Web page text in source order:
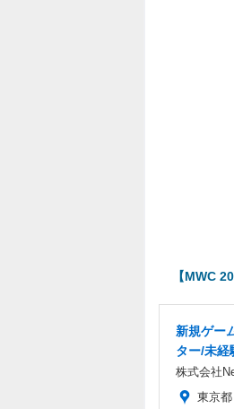
【MWC
新規ゲー
ター/未経
株式会社
東京都